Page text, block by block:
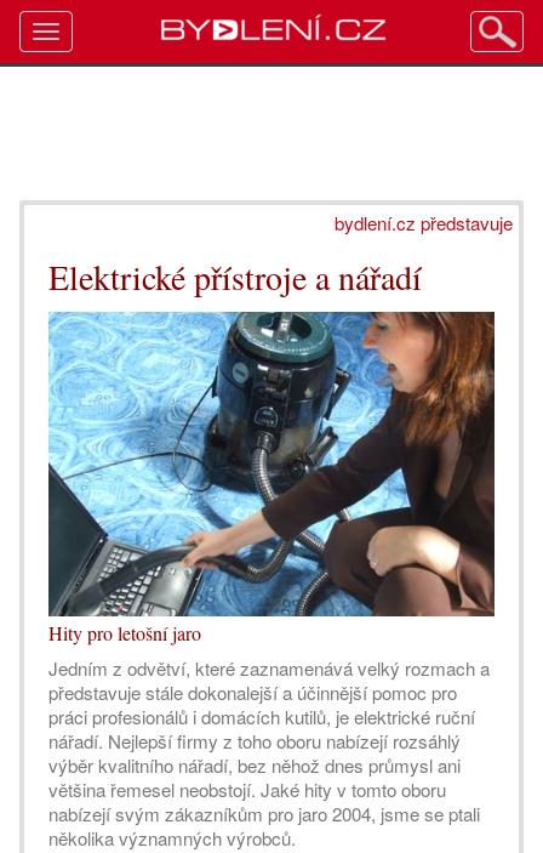
bydlení.cz představuje
Elektrické přístroje a nářadí
Hity pro letošní jaro
Jedním z odvětví, které zaznamenává velký rozmach a
představuje stále dokonalejší a účinnější pomoc pro
práci profesionálů i domácích kutilů, je elektrické ruční
nářadí. Nejlepší firmy z toho oboru nabízejí rozsáhlý
výběr kvalitního nářadí, bez něhož dnes průmysl ani
většina řemesel neobstojí. Jaké hity v tomto oboru
nabízejí svým zákazníkům pro jaro 2004, jsme se ptali
několika významných výrobců.
Toggle
navigation